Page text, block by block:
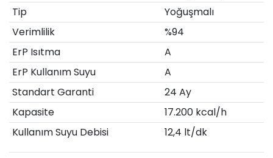
Tip
Yoğuşmalı
Verimlilik
%94
ErP Isıtma
A
ErP Kullanım Suyu
A
Standart Garanti
24 Ay
Kapasite
17.200 kcal/h
Kullanım Suyu Debisi
12,4 lt/dk